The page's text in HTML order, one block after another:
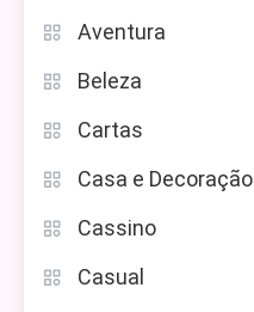
Aventura
Beleza
Cartas
Casa e Decoração
Cassino
Casual